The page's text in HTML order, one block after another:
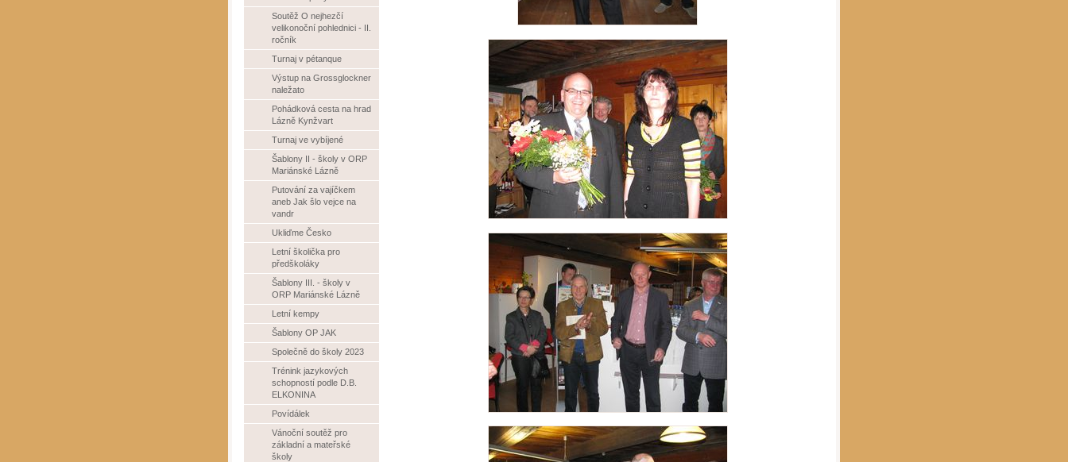
Soutěž O nejhezčí
velikonoční pohlednici - II.
ročník
Turnaj v pétanque
Výstup na Grossglockner
naležato
Pohádková cesta na hrad
Lázně Kynžvart
Turnaj ve vybíjené
Šablony II - školy v ORP
Mariánské Lázně
Putování za vajíčkem
aneb Jak šlo vejce na
vandr
Ukliďme Česko
Letní školička pro
předškoláky
Šablony III. - školy v
ORP Mariánské Lázně
Letní kempy
Šablony OP JAK
Společně do školy 2023
Trénink jazykových
schopností podle D.B.
ELKONINA
Povídálek
Vánoční soutěž pro
základní a mateřské
školy